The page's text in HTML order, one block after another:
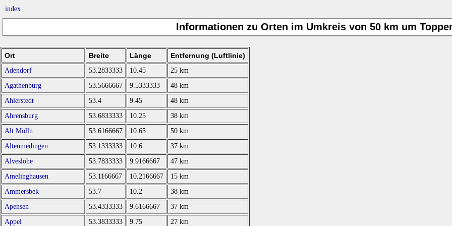
index
Informationen zu Orten im Umkreis von 50 km um
Ort Breite Länge Entfernung (Luftlinie)
Adendorf 53.2833333 10.45
25 km
Agathenburg
53.5666667 9.5333333
48 km
Ahlerstedt
53.4 9.45
48 km
Ahrensburg
53.6833333 10.25
38 km
Alt Mölln
53.6166667 10.65
50 km
Altenmedingen
53.1333333 10.6
37 km
Alveslohe
53.7833333 9.9166667
47 km
Amelinghausen
53.1166667 10.2166667
15 km
Ammersbek
53.7 10.2
38 km
Apensen
53.4333333 9.6166667
37 km
Appel
53.3833333 9.75
27 km